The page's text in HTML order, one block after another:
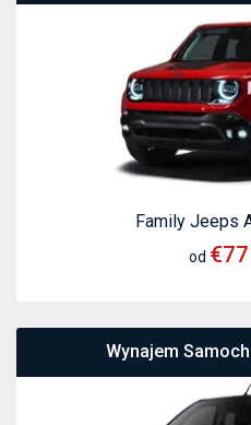
Family Jeeps
od €77
Wynajem